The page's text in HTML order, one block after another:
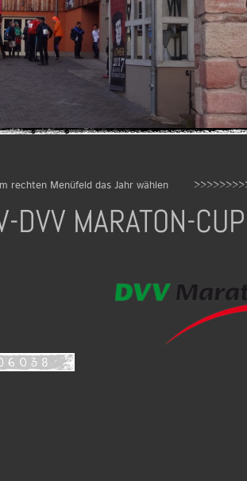
rechten Menüfeld das Jahr wählen
DVV MARATON-